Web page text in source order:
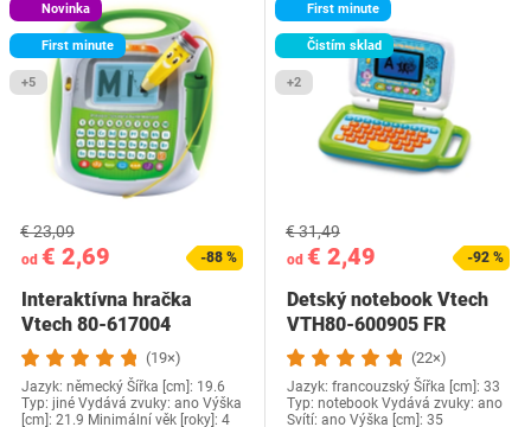
Novinka
First minute
+5
od € 2,69
€ 23,09
-88 %
Interaktívna hračka
Vtech ‎80-617004
(19×)
Jazyk: německý Šířka [cm]: 19.6
Typ: jiné Vydává zvuky: ano Výška
[cm]: 21.9 Minimální věk [roky]: 4
First minute
Čistím sklad
+2
od € 2,49
€ 31,49
-92 %
Detský notebook Vtech
VTH80-600905 FR
(22×)
Jazyk: francouzský Šířka [cm]: 33
Typ: notebook Vydává zvuky: ano
Svítí: ano Výška [cm]: 35